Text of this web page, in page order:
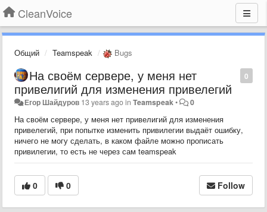
CleanVoice
Общий Teamspeak Bugs
0
На своём сервере, у меня нет
привелигий для изменения привелегий
Егор Шайдуров 13 years agoinTeamspeak• 0
На своём сервере, у меня нет привелигий для изменения
привелегий, при попытке изменить привилегии выдаёт ошибку,
ничего не могу сделать, в каком файле можно прописать
привилегии, то есть не через сам teamspeak
0 0 Follow